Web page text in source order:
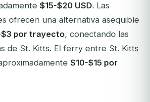
$15-$20 USD. Las
ofrecen una alternativa asequible
$3 por trayecto, conectando las
de St. Kitts. El ferry entre St. Kitts
$10-$15 por